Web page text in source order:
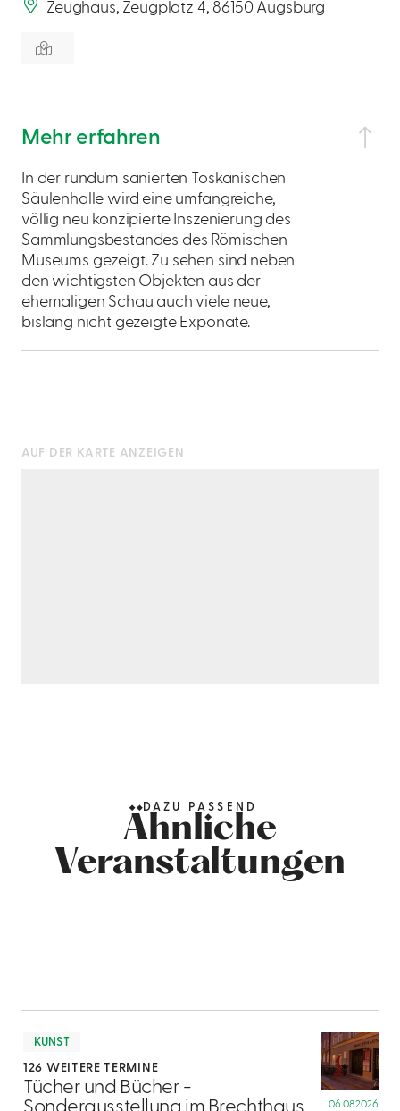
Zeughaus, Zeugplatz 4, 86150 Augsburg
Mehr erfahren
In der rundum sanierten Toskanischen
Säulenhalle wird eine umfangreiche,
völlig neu konzipierte Inszenierung des
Sammlungsbestandes des Römischen
Museums gezeigt. Zu sehen sind neben
den wichtigsten Objekten aus der
ehemaligen Schau auch viele neue,
bislang nicht gezeigte Exponate.
AUF DER KARTE ANZEIGEN
DAZU PASSEND
Ähnliche
Veranstaltungen
KUNST
126 WEITERE TERMINE
1
Tücher und Bücher -
Sonderausstellung im Brechthaus
06.08.2026